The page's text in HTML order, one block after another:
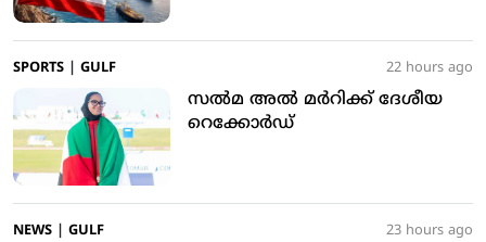
SPORTS GULF 22 hours ago
സൽമ അൽ മർറിക്ക് ദേശീയ
റെക്കോർഡ്
NEWS GULF 23 hours ago